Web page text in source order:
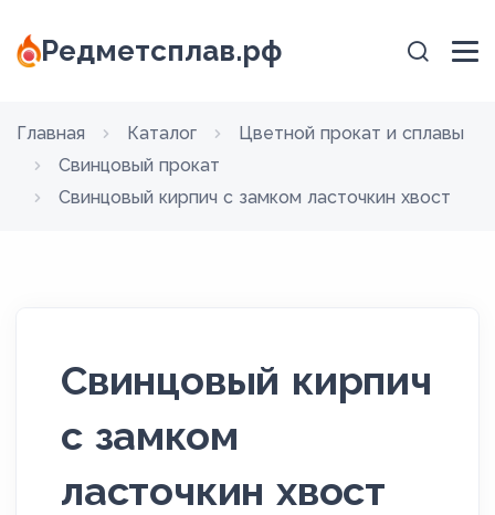
Редметсплав.рф
Главная Каталог
Цветной прокат и сплавы
Свинцовый прокат
Свинцовый кирпич с замком ласточкин хвост
Свинцовый кирпич
с замком
ласточкин хвост